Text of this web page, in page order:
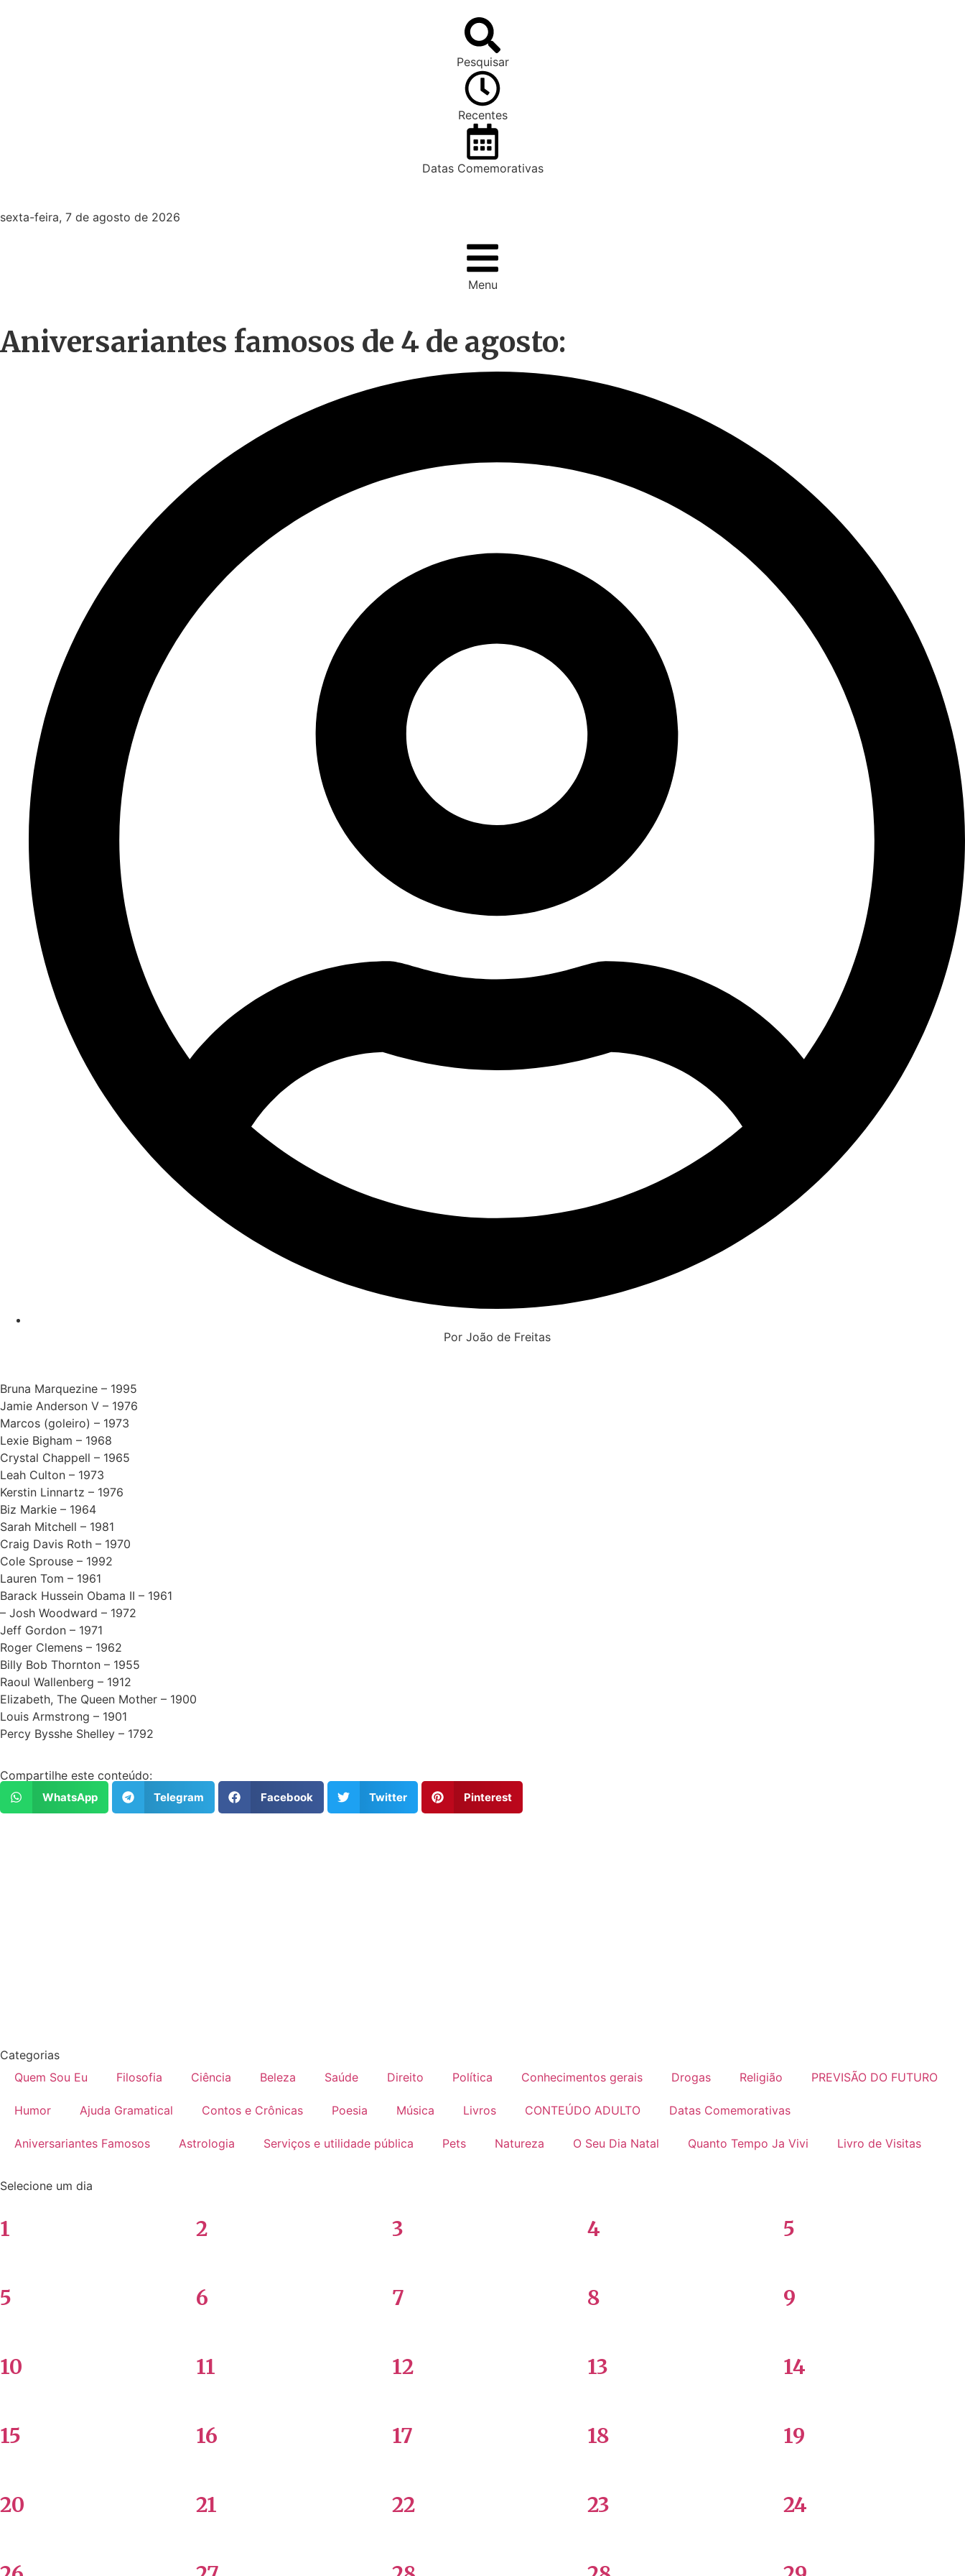
Pesquisar
Recentes
Datas Comemorativas
sexta-feira, 7 de agosto de 2026
Menu
Aniversariantes famosos de 4 de agosto:
Por João de Freitas
Bruna Marquezine – 1995
Jamie Anderson V – 1976
Marcos (goleiro) – 1973
Lexie Bigham – 1968
Crystal Chappell – 1965
Leah Culton – 1973
Kerstin Linnartz – 1976
Biz Markie – 1964
Sarah Mitchell – 1981
Craig Davis Roth – 1970
Cole Sprouse – 1992
Lauren Tom – 1961
Barack Hussein Obama II – 1961
– Josh Woodward – 1972
Jeff Gordon – 1971
Roger Clemens – 1962
Billy Bob Thornton – 1955
Raoul Wallenberg – 1912
Elizabeth, The Queen Mother – 1900
Louis Armstrong – 1901
Percy Bysshe Shelley – 1792
Compartilhe este conteúdo:
WhatsApp Telegram Facebook Twitter Pinterest
Categorias
Quem Sou Eu
Filosofia Ciência Beleza Saúde Direito Política Conhecimentos gerais Drogas Religião PREVISÃO DO FUTURO
Humor Ajuda Gramatical Contos e Crônicas Poesia Música Livros CONTEÚDO ADULTO Datas Comemorativas
Aniversariantes Famosos Astrologia Serviços e utilidade pública Pets Natureza O Seu Dia Natal Quanto Tempo Ja Vivi Livro de Visitas
Selecione um dia
1 2 3 4 5
5 6 7 8 9
10 11 12 13 14
15 16 17 18 19
20 21 22 23 24